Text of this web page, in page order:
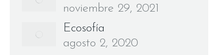
noviembre 29, 2021
Ecosofía
agosto 2, 2020